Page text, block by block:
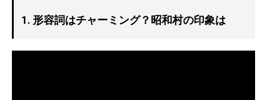
1. 形容詞はチャーミング？昭和村の印象は